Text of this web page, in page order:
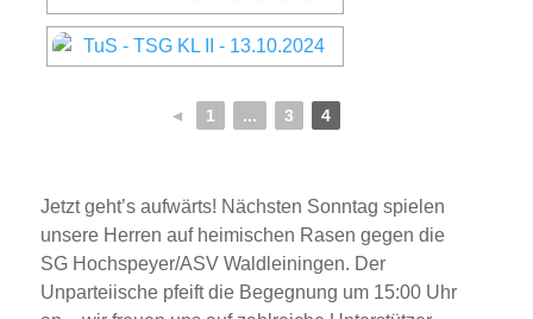
◄ 1 ... 3 4
Jetzt geht’s aufwärts! Nächsten Sonntag spielen
unsere Herren auf heimischen Rasen gegen die
SG Hochspeyer/ASV Waldleiningen. Der
Unparteiische pfeift die Begegnung um 15:00 Uhr